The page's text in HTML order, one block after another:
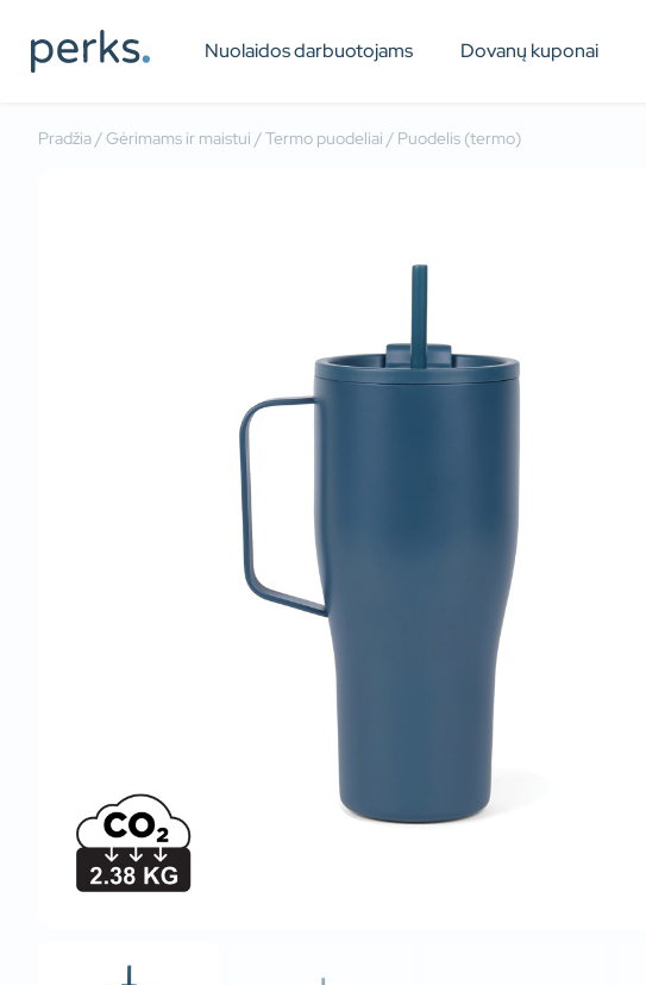
Nuolaidos darbuotojams Dovanų kuponai
Pradžia/Gėrimams ir maistui /Termo puodeliai / Puodelis (termo)